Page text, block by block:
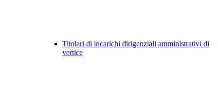
Titolari di incarichi dirigenziali amministrativi di
vertice